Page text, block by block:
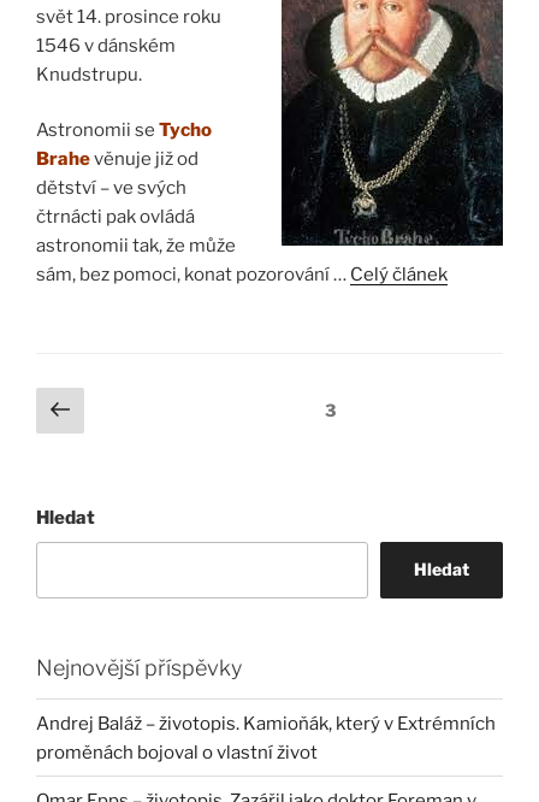
svět 14. prosince roku
1546 v dánském
Knudstrupu.
Astronomii se Tycho
Brahevěnuje již od
dětství – ve svých
čtrnácti pak ovládá
astronomii tak, že může
sám, bez pomoci, konat pozorování … Celý článek
Stránkování
příspěvků
Předchozí
stránka
Stránka:3
Hledat
Hledat
Nejnovější příspěvky
Andrej Baláž – životopis. Kamioňák, který v Extrémních
proměnách bojoval o vlastní život